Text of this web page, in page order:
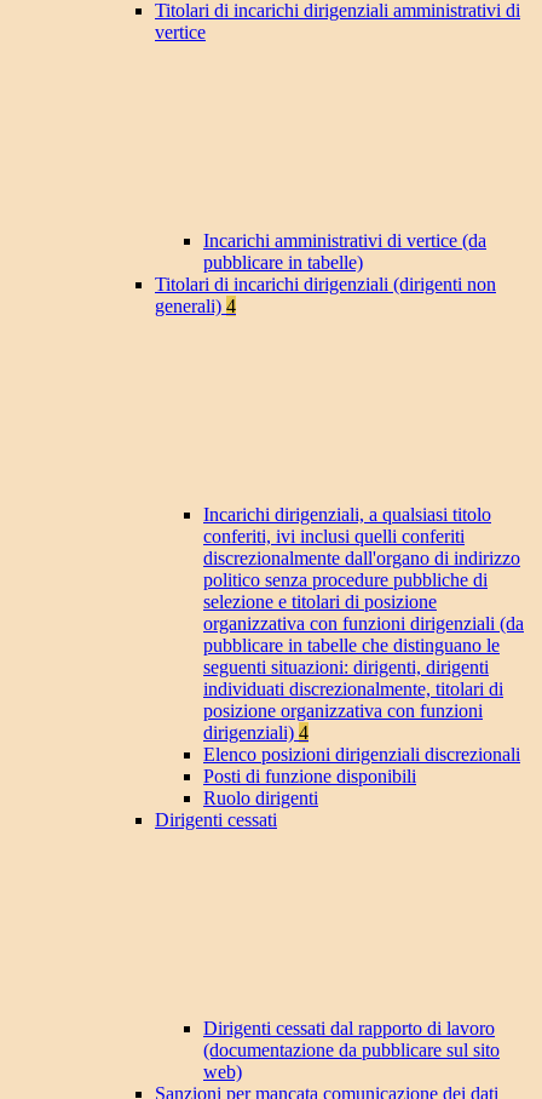
Titolari di incarichi dirigenziali amministrativi di
vertice
Incarichi amministrativi di vertice (da
pubblicare in tabelle)
Titolari di incarichi dirigenziali (dirigenti non
generali) 4
Incarichi dirigenziali, a qualsiasi titolo
conferiti, ivi inclusi quelli conferiti
discrezionalmente dall'organo di indirizzo
politico senza procedure pubbliche di
selezione e titolari di posizione
organizzativa con funzioni dirigenziali (da
pubblicare in tabelle che distinguano le
seguenti situazioni: dirigenti, dirigenti
individuati discrezionalmente, titolari di
posizione organizzativa con funzioni
dirigenziali) 4
Elenco posizioni dirigenziali discrezionali
Posti di funzione disponibili
Ruolo dirigenti
Dirigenti cessati
Dirigenti cessati dal rapporto di lavoro
(documentazione da pubblicare sul sito
web)
Sanzioni per mancata comunicazione dei dati